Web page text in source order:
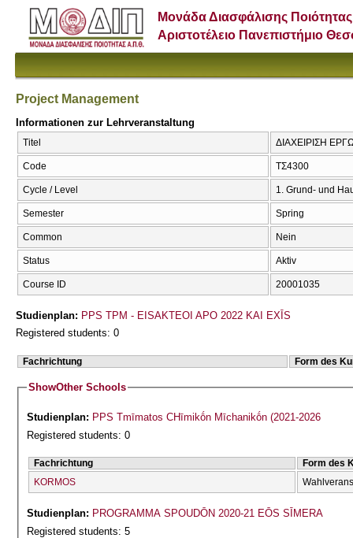
Μονάδα Διασφάλισης Ποιότητας
Αριστοτέλειο Πανεπιστήμιο
Project Management
Informationen zur Lehrveranstaltung
Titel ΔΙΑΧΕΙΡΙΣΗ
Code ΤΣ4300
Cycle / Level 1. Grund- und
Semester Spring
Common Nein
Status Aktiv
Course ID 20001035
Studienplan: PPS TPM - EISAKTEOI APO 2022 KAI EXĪS
Registered students: 0
Fachrichtung Form des
ShowOther Schools
Studienplan: PPS Tmīmatos CΗīmikṓn Mīchanikṓn (2021-2026
Registered students: 0
Fachrichtung
Form des
KORMOS
Studienplan: PROGRAMMA SPOUDŌN 2020-21 EŌS SĪMERA
Registered students: 5